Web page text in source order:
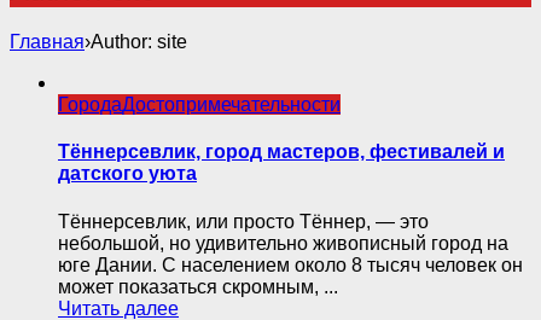
Главная›Author: site
ГородаДостопримечательности
Тённерсевлик, город мастеров, фестивалей и
датского уюта
Тённерсевлик, или просто Тённер, — это
небольшой, но удивительно живописный город на
юге Дании. С населением около 8 тысяч человек он
может показаться скромным, ...
Читать далее